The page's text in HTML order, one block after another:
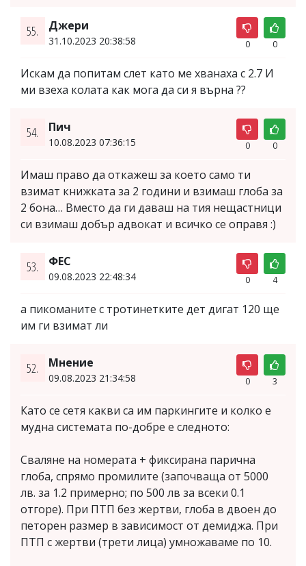
55. Джери
31.10.2023 20:38:58 0 0
Искам да попитам слет като ме хванаха с 2.7 И
ми взеха колата как мога да си я върна ??
54. Пич
10.08.2023 07:36:15 0 0
Имаш право да откажеш за което само ти
взимат книжката за 2 години и взимаш глоба за
2 бона… Вместо да ги даваш на тия нещастници
си взимаш добър адвокат и всичко се оправя :)
53. ФЕС
09.08.2023 22:48:34 0 4
а пикоманите с тротинетките дет дигат 120 ще
им ги взимат ли
52. Мнение
09.08.2023 21:34:58 0 3
Като се сетя какви са им паркингите и колко е
мудна системата по-добре е следното:
Сваляне на номерата + фиксирана парична
глоба, спрямо промилите (започваща от 5000
лв. за 1.2 примерно; по 500 лв за всеки 0.1
отгоре). При ПТП без жертви, глоба в двоен до
петорен размер в зависимост от демиджа. При
ПТП с жертви (трети лица) умножаваме по 10.